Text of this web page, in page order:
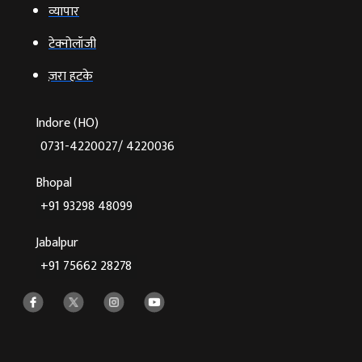
व्‍यापार
टेक्‍नोलॉजी
ज़रा हटके
Indore (HO)
0731-4220027/ 4220036
Bhopal
+91 93298 48099
Jabalpur
+91 75662 28278